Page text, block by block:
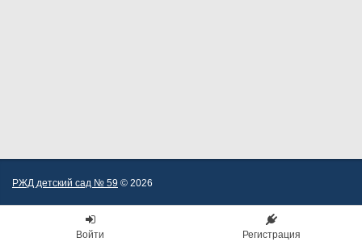
РЖД детский сад № 59 © 2026
Войти Регистрация